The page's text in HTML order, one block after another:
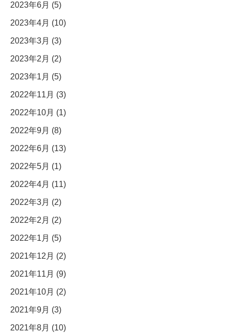
2023年6月 (5)
2023年4月 (10)
2023年3月 (3)
2023年2月 (2)
2023年1月 (5)
2022年11月 (3)
2022年10月 (1)
2022年9月 (8)
2022年6月 (13)
2022年5月 (1)
2022年4月 (11)
2022年3月 (2)
2022年2月 (2)
2022年1月 (5)
2021年12月 (2)
2021年11月 (9)
2021年10月 (2)
2021年9月 (3)
2021年8月 (10)